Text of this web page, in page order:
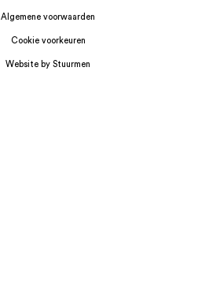
Algemene voorwaarden
Cookie voorkeuren
Website by Stuurmen